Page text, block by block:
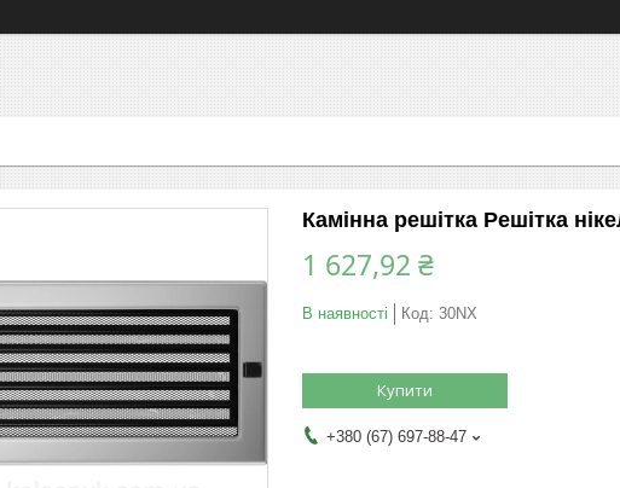
Камінна решітка Решітка
1 627,92 ₴
В наявності Код: 30NX
Купити
+380 (67) 697-88-47